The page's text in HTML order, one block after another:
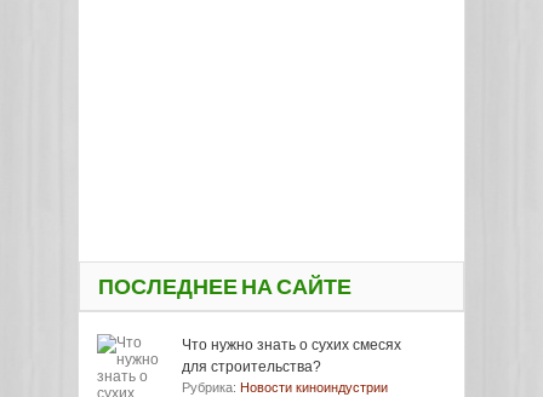
ПОСЛЕДНЕЕ НА САЙТЕ
Что нужно знать о сухих смесях
для строительства?
Рубрика: Новости киноиндустрии